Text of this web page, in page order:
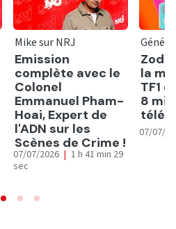
Mike sur NRJ
Emission
complète avec le
Colonel
Emmanuel Pham-
Hoai, Expert de
l'ADN sur les
Scènes de Crime !
07/07/2026 | 1 h 41 min 29
sec
la
TF1
8
07/07/